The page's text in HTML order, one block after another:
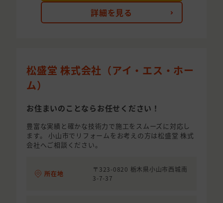
詳細を見る
松盛堂 株式会社（アイ・エス・ホー
ム）
お住まいのことならお任せください！
豊富な実績と確かな技術力で施工をスムーズに対応し
ます。 小山市でリフォームをお考えの方は松盛堂 株式
会社へご相談ください。
所在地
〒323-0820 栃木県小山市西城南
3-7-37